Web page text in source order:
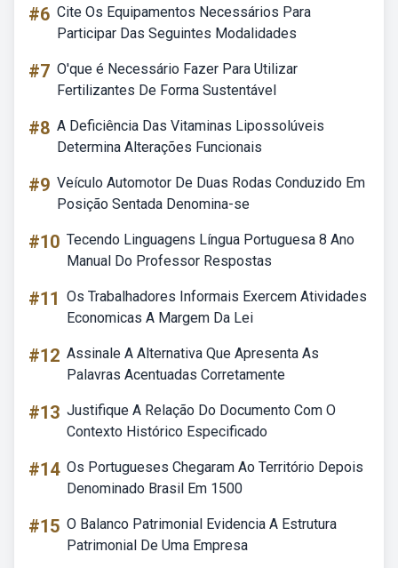
#6 Cite Os Equipamentos Necessários Para
Participar Das Seguintes Modalidades
#7 O'que é Necessário Fazer Para Utilizar
Fertilizantes De Forma Sustentável
#8 A Deficiência Das Vitaminas Lipossolúveis
Determina Alterações Funcionais
#9 Veículo Automotor De Duas Rodas Conduzido Em
Posição Sentada Denomina-se
#10 Tecendo Linguagens Língua Portuguesa 8 Ano
Manual Do Professor Respostas
#11 Os Trabalhadores Informais Exercem Atividades
Economicas A Margem Da Lei
#12 Assinale A Alternativa Que Apresenta As
Palavras Acentuadas Corretamente
#13 Justifique A Relação Do Documento Com O
Contexto Histórico Especificado
#14 Os Portugueses Chegaram Ao Território Depois
Denominado Brasil Em 1500
#15 O Balanco Patrimonial Evidencia A Estrutura
Patrimonial De Uma Empresa